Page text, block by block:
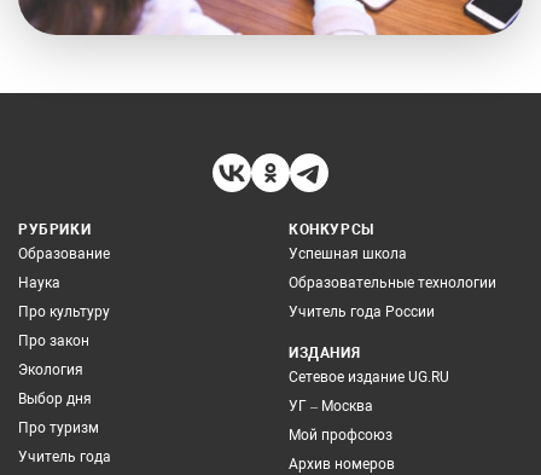
РУБРИКИ
Образование
Наука
Про культуру
Про закон
Экология
Выбор дня
Про туризм
Учитель года
КОНКУРСЫ
Успешная школа
Образовательные технологии
Учитель года России
ИЗДАНИЯ
Сетевое издание UG.RU
УГ – Москва
Мой профсоюз
Архив номеров